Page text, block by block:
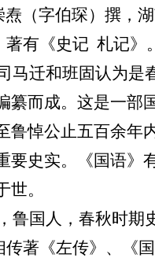
焘（字伯琛）撰，
著有《史记 札记》
马迁和班固认为是
纂而成。这是一部
鲁悼公止五百余年
要史实。《国语》
。
鲁国人，春秋时期
著《左传》、《